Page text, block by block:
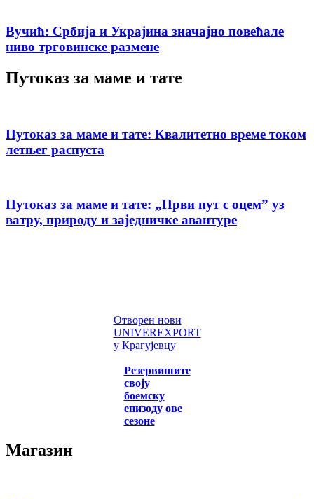
Вучић: Србија и Украјина значајно повећале
ниво трговинске размене
Путоказ за маме и тате
Путоказ за маме и тате: Квалитетно време током
летњег распуста
Путоказ за маме и тате: „Први пут с оцемˮ уз
ватру, природу и заједничке авантуре
Отворен нови
UNIVEREXPORT
у Крагујевцу
Резервишите
своју
боемску
епизоду ове
сезоне
Магазин